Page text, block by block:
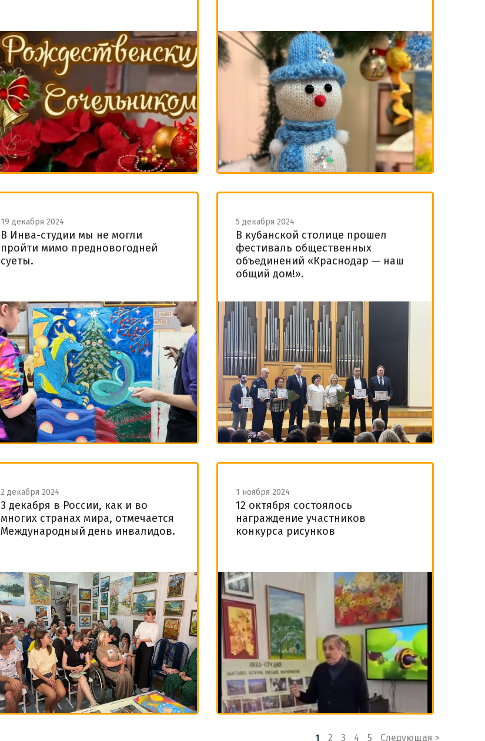
19 декабря 2024
В Инва-студии мы не могли
пройти мимо предновогодней
суеты.
5 декабря 2024
В кубанской столице прошел
фестиваль общественных
объединений «Краснодар — наш
общий дом!».
2 декабря 2024
3 декабря в России, как и во
многих странах мира, отмечается
Международный день инвалидов.
1 ноября 2024
12 октября состоялось
награждение участников
конкурса рисунков
1 2 3 4 5 Следующая >